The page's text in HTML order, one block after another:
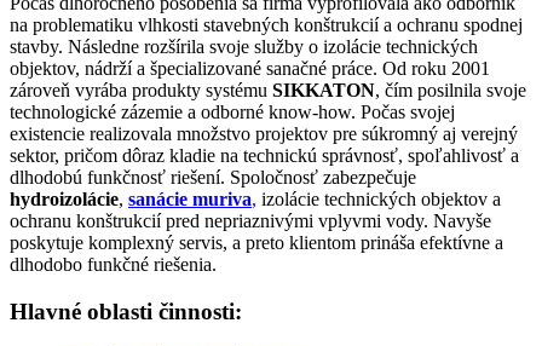
na problematiku vlhkosti stavebných konštrukcií a ochranu spodnej
stavby. Následne rozšírila svoje služby o izolácie technických
objektov, nádrží a špecializované sanačné práce. Od roku 2001
zároveň vyrába produkty systému SIKKATON, čím posilnila svoje
technologické zázemie a odborné know-how. Počas svojej
existencie realizovala množstvo projektov pre súkromný aj verejný
sektor, pričom dôraz kladie na technickú správnosť, spoľahlivosť a
dlhodobú funkčnosť riešení. Spoločnosť zabezpečuje
hydroizolácie, sanácie muriva, izolácie technických objektov a
ochranu konštrukcií pred nepriaznivými vplyvmi vody. Navyše
poskytuje komplexný servis, a preto klientom prináša efektívne a
dlhodobo funkčné riešenia.
Hlavné oblasti činnosti: